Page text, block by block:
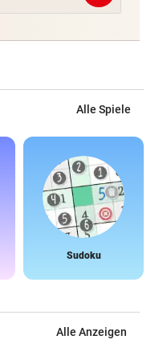
Alle Spiele
Sudoku
Alle Anzeigen